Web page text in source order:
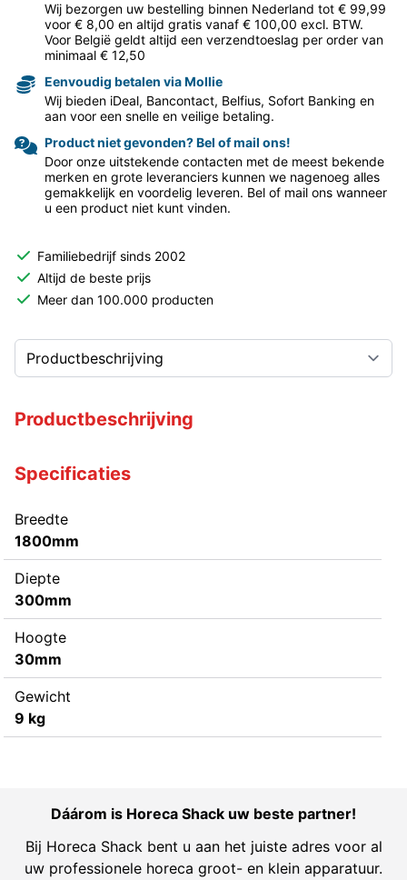
Wij bezorgen uw bestelling binnen Nederland tot € 99,99
voor € 8,00 en altijd gratis vanaf € 100,00 excl. BTW.
Voor België geldt altijd een verzendtoeslag per order van
minimaal € 12,50
Eenvoudig betalen via Mollie
Wij bieden iDeal, Bancontact, Belfius, Sofort Banking en
aan voor een snelle en veilige betaling.
Product niet gevonden? Bel of mail ons!
Door onze uitstekende contacten met de meest bekende
merken en grote leveranciers kunnen we nagenoeg alles
gemakkelijk en voordelig leveren. Bel of mail ons wanneer
u een product niet kunt vinden.
Familiebedrijf sinds 2002
Altijd de beste prijs
Meer dan 100.000 producten
Productbeschrijving
Specificaties
Breedte
1800mm
Diepte
300mm
Hoogte
30mm
Gewicht
9 kg
Dáárom is Horeca Shack uw beste partner!
Bij Horeca Shack bent u aan het juiste adres voor al
uw professionele horeca groot- en klein apparatuur.